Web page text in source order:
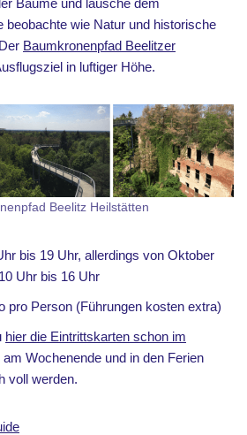
Bäume und lausche dem
beobachte wie Natur und historische
Baumkronenpfad Beelitzer
in luftiger Höhe.
Beelitz Heilstätten
bis 19 Uhr, allerdings von Oktober
Uhr bis 16 Uhr
pro Person (Führungen kosten extra)
hier die Eintrittskarten schon im
Wochenende und in den Ferien
voll werden.